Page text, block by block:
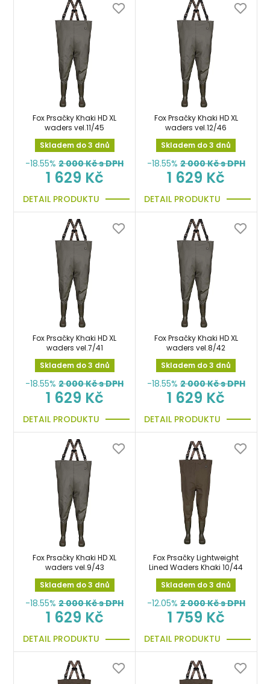
Fox Prsačky Khaki HD XL
waders vel.11/45
Skladem do 3 dnů
-18.55% 2 000Kč s DPH
1 629 Kč
DETAIL PRODUKTU
Fox Prsačky Khaki HD XL
waders vel.12/46
Skladem do 3 dnů
-18.55% 2 000Kč s DPH
1 629 Kč
DETAIL PRODUKTU
Fox Prsačky Khaki HD XL
waders vel.7/41
Skladem do 3 dnů
-18.55% 2 000Kč s DPH
1 629 Kč
DETAIL PRODUKTU
Fox Prsačky Khaki HD XL
waders vel.8/42
Skladem do 3 dnů
-18.55% 2 000Kč s DPH
1 629 Kč
DETAIL PRODUKTU
Fox Prsačky Khaki HD XL
waders vel.9/43
Skladem do 3 dnů
-18.55% 2 000Kč s DPH
1 629 Kč
DETAIL PRODUKTU
Fox Prsačky Lightweight
Lined Waders Khaki 10/44
Skladem do 3 dnů
-12.05% 2 000Kč s DPH
1 759 Kč
DETAIL PRODUKTU